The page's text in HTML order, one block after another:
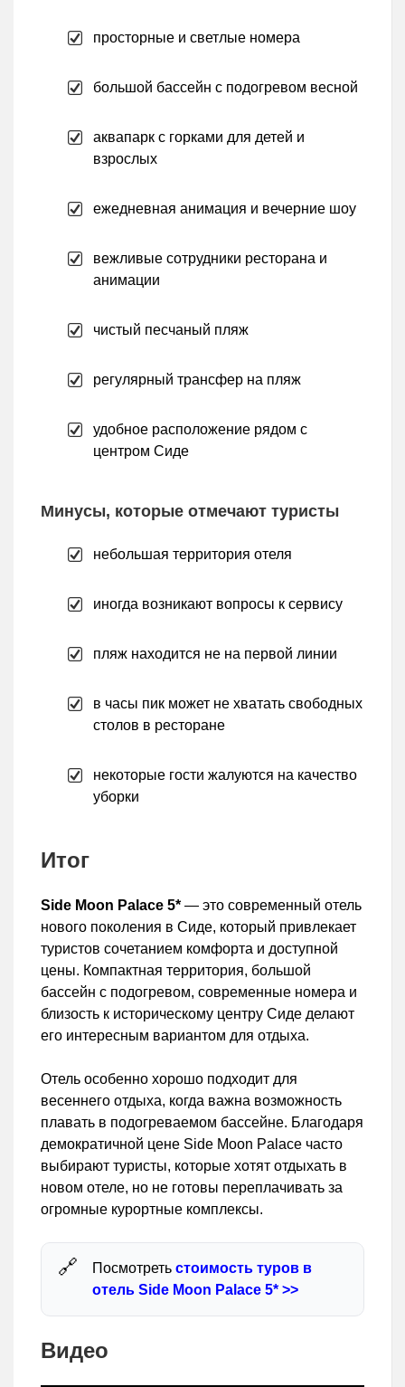
просторные и светлые номера
большой бассейн с подогревом весной
аквапарк с горками для детей и
взрослых
ежедневная анимация и вечерние шоу
вежливые сотрудники ресторана и
анимации
чистый песчаный пляж
регулярный трансфер на пляж
удобное расположение рядом с
центром Сиде
Минусы, которые отмечают туристы
небольшая территория отеля
иногда возникают вопросы к сервису
пляж находится не на первой линии
в часы пик может не хватать свободных
столов в ресторане
некоторые гости жалуются на качество
уборки
Итог
Side Moon Palace 5* — это современный отель
нового поколения в Сиде, который привлекает
туристов сочетанием комфорта и доступной
цены. Компактная территория, большой
бассейн с подогревом, современные номера и
близость к историческому центру Сиде делают
его интересным вариантом для отдыха.
Отель особенно хорошо подходит для
весеннего отдыха, когда важна возможность
плавать в подогреваемом бассейне. Благодаря
демократичной цене Side Moon Palace часто
выбирают туристы, которые хотят отдыхать в
новом отеле, но не готовы переплачивать за
огромные курортные комплексы.
Посмотреть стоимость туров в
отель Side Moon Palace 5* >>
Видео